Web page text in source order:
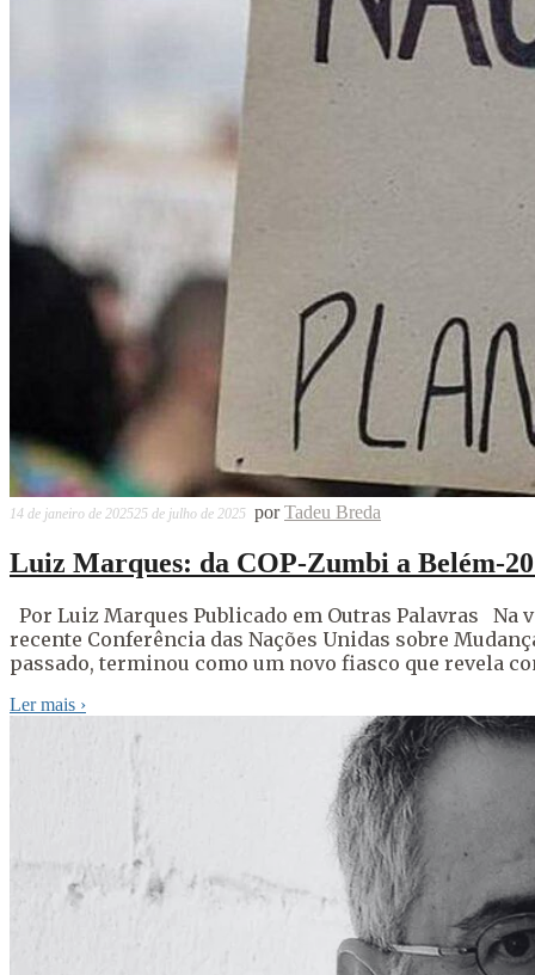
14 de janeiro de 202525 de julho de 2025 porTadeu Breda
Luiz Marques: da COP-Zumbi a Belém-
Por Luiz Marques Publicado em Outras Palavras
recente Conferência das Nações Unidas sobre
passado, terminou como um novo fiasco que revela
Ler mais ›